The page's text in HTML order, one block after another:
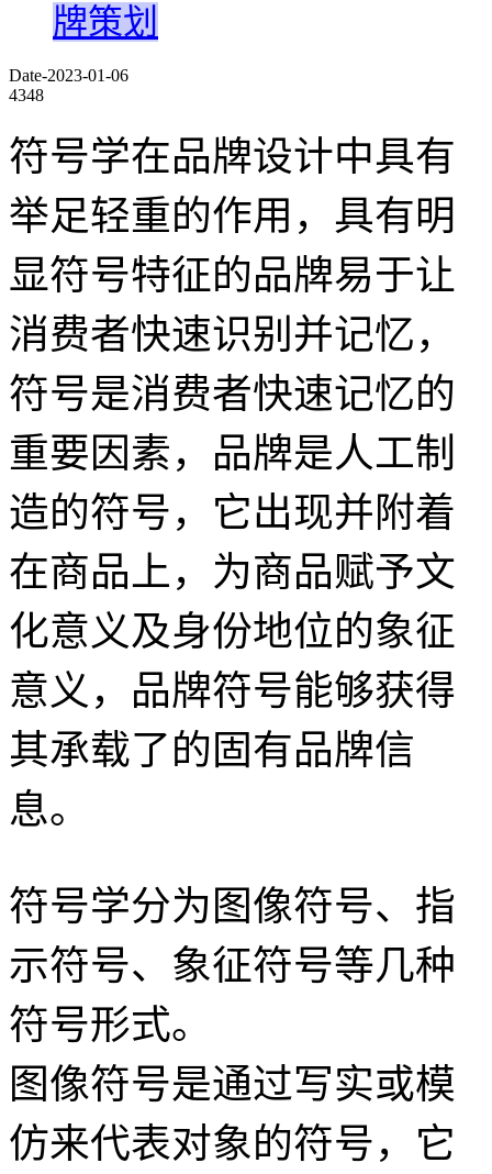
牌策划
Date-2023-01-06
4348
符号学在品牌设计中具有
举足轻重的作用，具有明
显符号特征的品牌易于让
消费者快速识别并记忆，
符号是消费者快速记忆的
重要因素，品牌是人工制
造的符号，它出现并附着
在商品上，为商品赋予文
化意义及身份地位的象征
意义，品牌符号能够获得
其承载了的固有品牌信
息。
符号学分为图像符号、指
示符号、象征符号等几种
符号形式。
图像符号是通过写实或模
仿来代表对象的符号，它